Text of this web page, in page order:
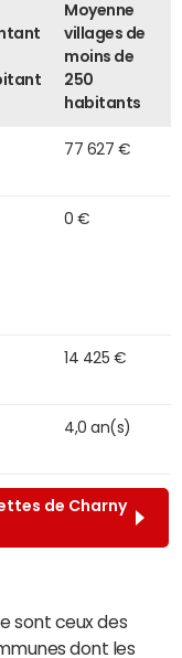
Moyenne
villages de
moins de
250
habitants
77 627 €
0 €
14 425 €
4,0 an(s)
de Charny
sont ceux des
dont les